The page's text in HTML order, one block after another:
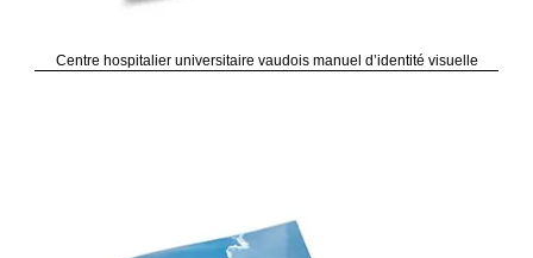
Centre hospitalier universitaire vaudois manuel d’identité visuelle